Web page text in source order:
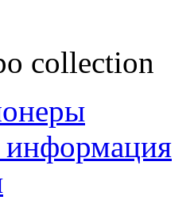
collection
информация